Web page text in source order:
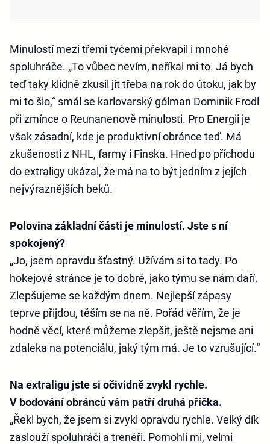
Minulostí mezi třemi tyčemi překvapil i mnohé
spoluhráče. „To vůbec nevím, neříkal mi to. Já bych
teď taky klidně zkusil jít třeba na rok do útoku, jak by
mi to šlo,“ smál se karlovarský gólman Dominik Frodl
při zmínce o Reunanenově minulosti. Pro Energii je
však zásadní, kde je produktivní obránce teď. Má
zkušenosti z NHL, farmy i Finska. Hned po příchodu
do extraligy ukázal, že má na to být jedním z jejích
nejvýraznějších beků.
Polovina základní části je minulostí. Jste s ní
spokojený?
„Jo, jsem opravdu šťastný. Užívám si to tady. Po
hokejové stránce je to dobré, jako týmu se nám daří.
Zlepšujeme se každým dnem. Nejlepší zápasy
teprve přijdou, těším se na ně. Pořád věřím, že je
hodně věcí, které můžeme zlepšit, ještě nejsme ani
zdaleka na potenciálu, jaký tým má. Je to vzrušující.“
Na extraligu jste si očividně zvykl rychle.
V bodování obránců vám patří druhá příčka.
„Řekl bych, že jsem si zvykl opravdu rychle. Velký dík
zaslouží spoluhráči a trenéři. Pomohli mi, velmi